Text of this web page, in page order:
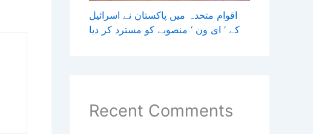
اقوام متحدہ میں پاکستان نے اسرائیل
کے ’ ای ون ‘ منصوبے کو مسترد کر دیا
Recent Comments